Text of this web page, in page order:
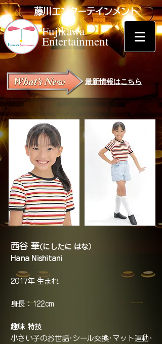
Fujikawa
Entertainment
藤川エンターテインメント
最新情報はこちら
西谷 華(にしたに はな）
Hana Nishitani
2017年 生まれ
身長：122cm
趣味 特技
小さい子のお世話･シール交換･マット運動･